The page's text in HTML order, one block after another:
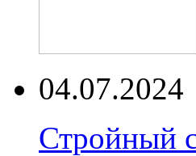
04.07.2024
Стройный